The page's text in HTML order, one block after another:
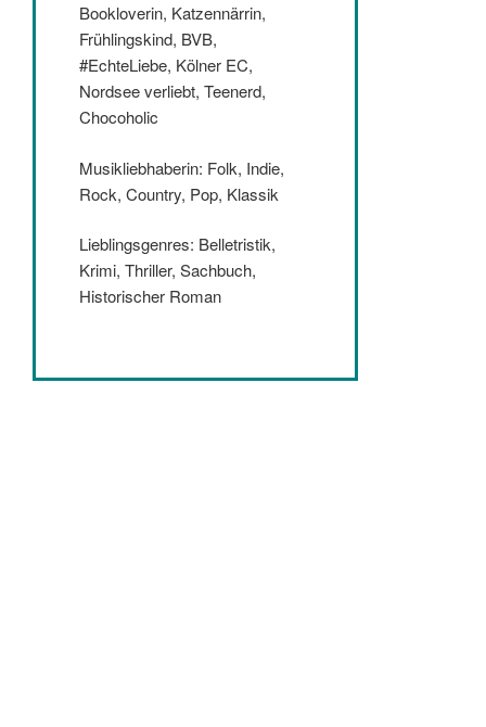
Bookloverin, Katzennärrin,
Frühlingskind, BVB,
#EchteLiebe, Kölner EC,
Nordsee verliebt, Teenerd,
Chocoholic
Musikliebhaberin: Folk, Indie,
Rock, Country, Pop, Klassik
Lieblingsgenres: Belletristik,
Krimi, Thriller, Sachbuch,
Historischer Roman